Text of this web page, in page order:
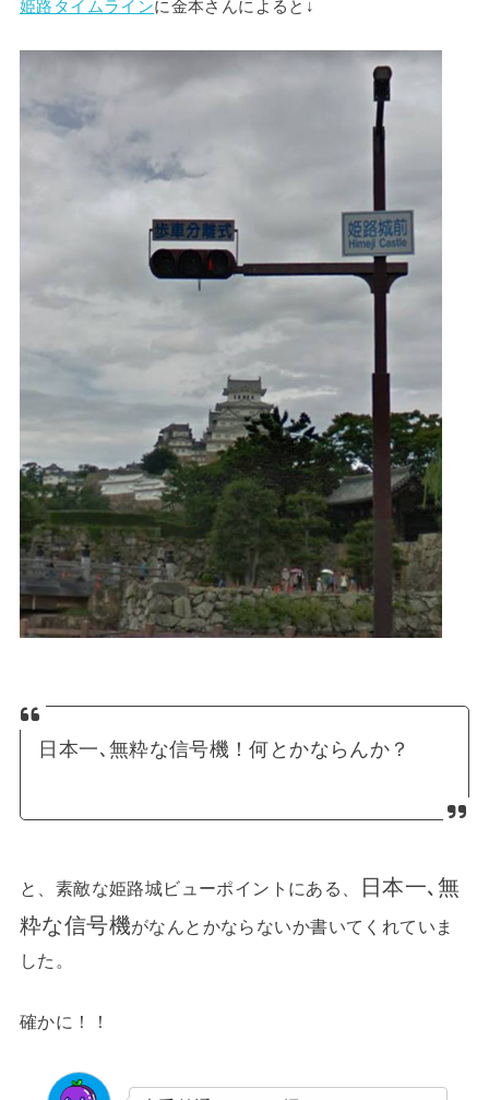
姫路タイムラインに金本さんによると↓
日本一､無粋な信号機！何とかならんか？
と、素敵な姫路城ビューポイントにある、
日本一､無
粋な信号機がなんとかならないか書いてくれていま
した。
確かに！！